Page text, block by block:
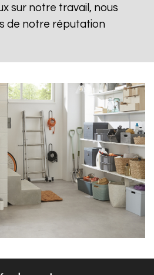
sur notre travail, nous
de notre réputation